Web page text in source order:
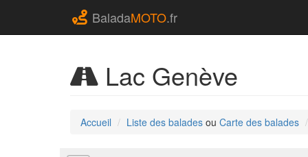
BaladaMOTO.fr
Lac Genève
Accueil Liste des balades ou Carte des balades